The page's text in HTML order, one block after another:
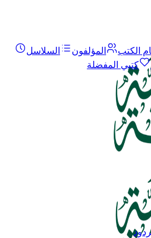
الكتب المؤلفون
السلاسل
كتبي المفضلة